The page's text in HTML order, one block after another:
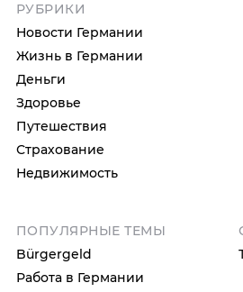
РУБРИКИ
Новости Германии
Жизнь в Германии
Деньги
Здоровье
Путешествия
Страхование
Недвижимость
ПОПУЛЯРНЫЕ ТЕМЫ
Bürgergeld
Работа в Германии